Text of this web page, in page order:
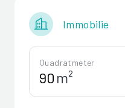
Immobilie
Quadratmeter
m²